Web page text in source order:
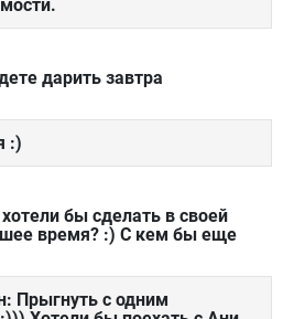
дарить завтра
:)
бы сделать в своей
время? :) С кем бы еще
Прыгнуть с одним